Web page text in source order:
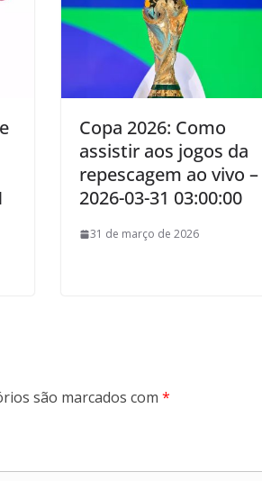
Copa 2026: Como
assistir aos jogos da
repescagem ao vivo –
2026-03-31 03:00:00
31 de março de 2026
são marcados com *